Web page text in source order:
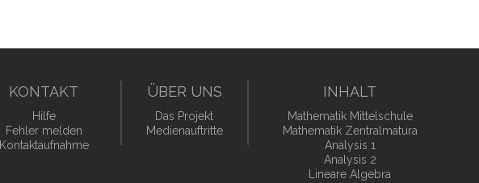
KONTAKT
Hilfe
Fehler melden
Kontaktaufnahme
ÜBER UNS
Das Projekt
Medienauftritte
INHALT
Mathematik Mittelschule
Mathematik Zentralmatura
Analysis 1
Analysis 2
Lineare Algebra